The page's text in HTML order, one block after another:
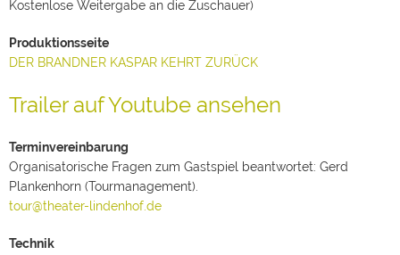
Kostenlose Weitergabe an die Zuschauer)
Produktionsseite
DER BRANDNER KASPAR KEHRT ZURÜCK
Trailer auf Youtube ansehen
Terminvereinbarung
Organisatorische Fragen zum Gastspiel beantwortet: Gerd
Plankenhorn (Tourmanagement).
tour@theater-lindenhof.de
Technik